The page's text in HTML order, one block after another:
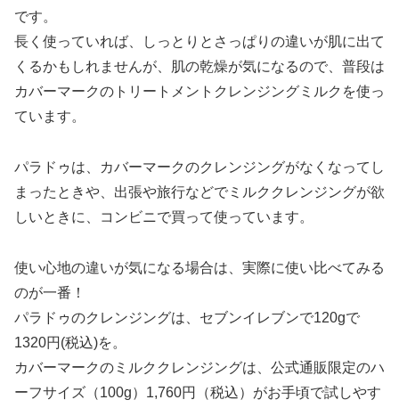
です。
長く使っていれば、しっとりとさっぱりの違いが肌に出て
くるかもしれませんが、肌の乾燥が気になるので、普段は
カバーマークのトリートメントクレンジングミルクを使っ
ています。
パラドゥは、カバーマークのクレンジングがなくなってし
まったときや、出張や旅行などでミルククレンジングが欲
しいときに、コンビニで買って使っています。
使い心地の違いが気になる場合は、実際に使い比べてみる
のが一番！
パラドゥのクレンジングは、セブンイレブンで120gで
1320円(税込)を。
カバーマークのミルククレンジングは、公式通販限定のハ
ーフサイズ（100g）1,760円（税込）がお手頃で試しやす